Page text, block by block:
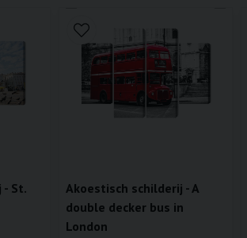
St.
Akoestisch schilderij - A
double decker bus in
London